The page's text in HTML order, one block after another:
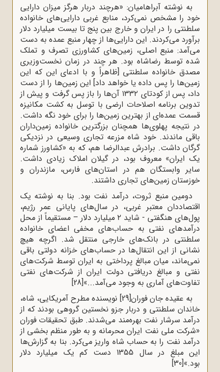
به نوشته آبراهامیان: «هرچند دربار هرگز میزان دارایی
خود را مشخص نمی‌کرد، منابع غربی دارایی‌های خانواده
سلطنتی را در ایران و خارج بین پنج تا بیست میلیارد دلار
برآورد می‌کردند. این دارایی‌ها از چهار منبع عمده به دست
می‌آمد: منبع اصلی، زمین‌های کشاورزی تصرف و تملک
شده توسط رضاشاه بود. هر چند در زمان نخست‌وزیری
مصدق خانواده سلطنتی [ظاهراً و با ادعای این که این
زمین‌ها را پس داده یا خواهد داد] این زمین‌ها را از دست
داد، پس از کودتای ۱۳۳۲ آن‌ها را باز پس گرفت و پیش از
تدوین برنامه اصلاحات ارضی با توسل به کشت مکانیزه
قسمت عمده‌ای از بهترین زمین‌ها را برای خود نگه داشت.
در نتیجه پهلوی‌ها همچنان بزرگترین خانواده زمین‌داران
باقی ماندند. خود شاه مزرعه تجاری وسیعی در نزدیکی
گرگان داشت. برادرش عبدالرضا هم، که به «کشاورز شماره
یک ایران» معروف بود، در گیلان املاک زیادی داشت.
سایر وابستگان هم در استان‌های فارس، مازندران و
خوزستان زمین‌های تجاری داشتند.
دومین منبع ثروت، درآمد نفت بود. بنا به نوشته یک
اقتصاددان معتبر غربی، در سال‌های پایانی عمر رژیم،
پول‌های هنگفتی - شاید ۲ میلیارد دلار – مستقیماً از محل
درآمدهای نفتی به حساب‌های مخفی اعضای خانواده
سلطنتی در بانک‌های خارجی منتقل شد. اگرچه هیچ
نشانی از این انتقال‌ها در حساب‌های خزانه دولتی باقی
نمی‌ماند، میان مبالغ پرداختی به ایران توسط شرکت‌های
نفتی و مبالغ دریافتی دولت ایران از شرکت‌های نفتی
تفاوت‌های آماری به وجود می‌آمد...»[28]
به عقیده جان فوران[29]
نویسنده مطرح آمریکایی، شاه،
خاندان سلطنتی و دربار جزو نخستین گروهی بودند که از
درآمد سرشار نفت بهره‌مند می‌شدند. طبق تحقیقات فوران
«شرکت ملی نفت ایران محرمانه و به طور منظم بخشی از
درآمد نفت را به حساب شاه واریز می‌کرد. بنا به گزارش‌ها
این مبلغ در سال 1355 دست کم یک میلیارد دلار
بود.»[30]